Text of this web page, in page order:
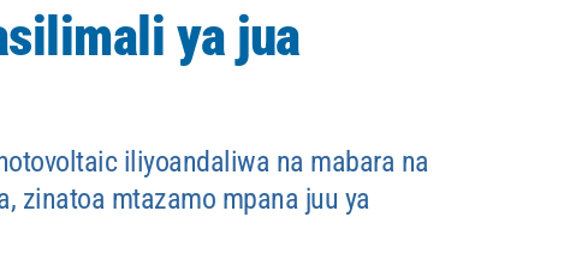
ya jua
iliyoandaliwa na mabara na
zinatoa mtazamo mpana juu ya